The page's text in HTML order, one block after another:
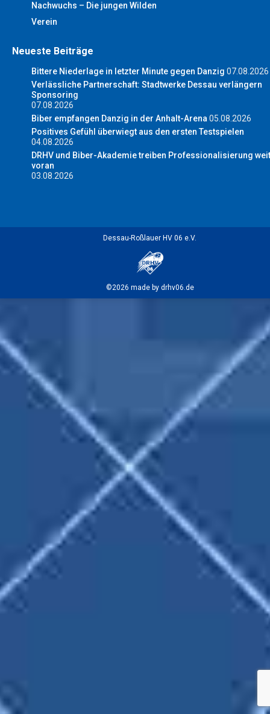
Nachwuchs – Die jungen Wilden
Verein
Neueste Beiträge
Bittere Niederlage in letzter Minute gegen Danzig 07.08.2026
Verlässliche Partnerschaft: Stadtwerke Dessau verlängern
Sponsoring
07.08.2026
Biber empfangen Danzig in der Anhalt-Arena 05.08.2026
Positives Gefühl überwiegt aus den ersten Testspielen
04.08.2026
DRHV und Biber-Akademie treiben Professionalisierung
voran
03.08.2026
Dessau-Roßlauer HV 06 e.V.
©2026 made by drhv06.de